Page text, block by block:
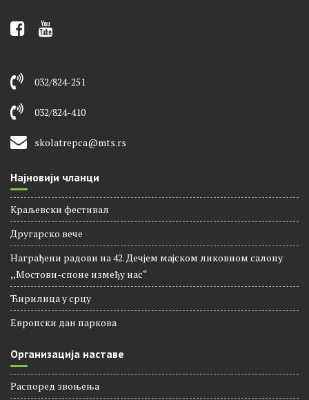
032/824-251
032/824-410
skolatrepca@mts.rs
Најновији чланци
Краљевски фестивал
Другарско вече
Награђени радови на 42. Дечјем мајском ликовном салону
,,Мостови-споне између нас“
Ћирилица у срцу
Европски дан паркова
Организација наставе
Распоред звоњења